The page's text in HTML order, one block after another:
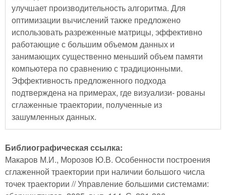
улучшает производительность алгоритма. Для
оптимизации вычислений также предложено
использовать разреженные матрицы, эффективно
работающие с большим объемом данных и
занимающих существенно меньший объем памяти
компьютера по сравнению с традиционными.
Эффективность предложенного подхода
подтверждена на примерах, где визуализи- рованы
сглаженные траектории, полученные из
зашумленных данных.
Библиографическая ссылка:
Макаров М.И., Морозов Ю.В. Особенности построения
сглаженной траектории при наличии большого числа
точек траектории // Управление большими системами: